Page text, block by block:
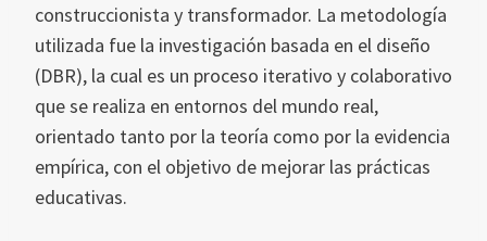
construccionista y transformador. La metodología
utilizada fue la investigación basada en el diseño
(DBR), la cual es un proceso iterativo y colaborativo
que se realiza en entornos del mundo real,
orientado tanto por la teoría como por la evidencia
empírica, con el objetivo de mejorar las prácticas
educativas.